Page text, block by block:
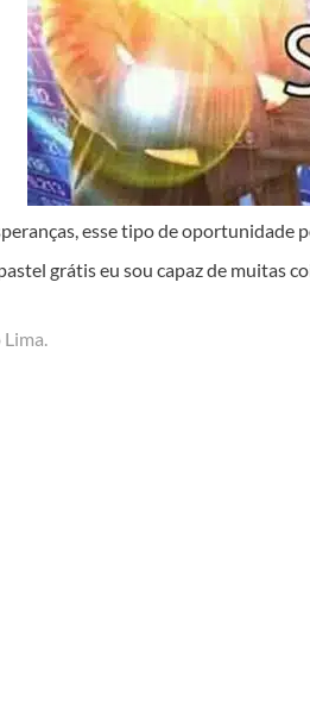
esse tipo de oportunidade
grátis eu sou capaz de muitas